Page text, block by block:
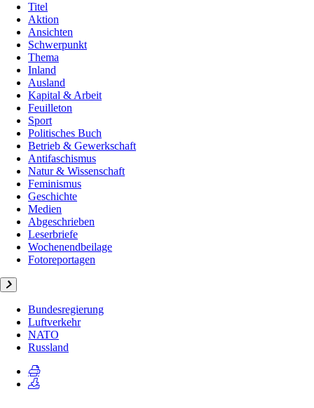
Titel
Aktion
Ansichten
Schwerpunkt
Thema
Inland
Ausland
Kapital & Arbeit
Feuilleton
Sport
Politisches Buch
Betrieb & Gewerkschaft
Antifaschismus
Natur & Wissenschaft
Feminismus
Geschichte
Medien
Abgeschrieben
Leserbriefe
Wochenendbeilage
Fotoreportagen
Bundesregierung
Luftverkehr
NATO
Russland